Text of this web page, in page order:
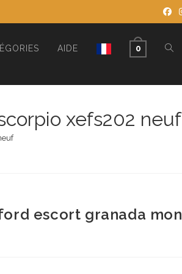
AIDE 0
xefs202 neuf
escort granada